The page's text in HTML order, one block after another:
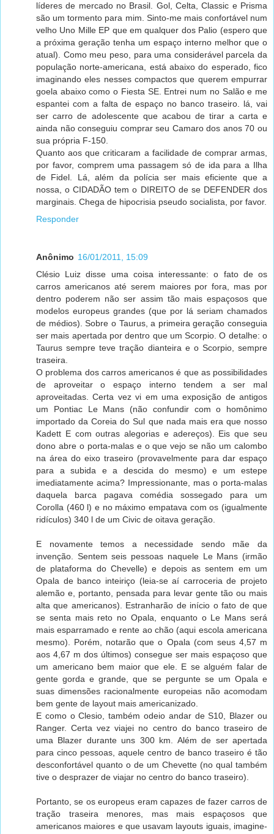
líderes de mercado no Brasil. Gol, Celta, Classic e Prisma
são um tormento para mim. Sinto-me mais confortável num
velho Uno Mille EP que em qualquer dos Palio (espero que
a próxima geração tenha um espaço interno melhor que o
atual). Como meu peso, para uma considerável parcela da
população norte-americana, está abaixo do esperado, fico
imaginando eles nesses compactos que querem empurrar
goela abaixo como o Fiesta SE. Entrei num no Salão e me
espantei com a falta de espaço no banco traseiro. lá, vai
ser carro de adolescente que acabou de tirar a carta e
ainda não conseguiu comprar seu Camaro dos anos 70 ou
sua própria F-150.
Quanto aos que criticaram a facilidade de comprar armas,
por favor, comprem uma passagem só de ida para a Ilha
de Fidel. Lá, além da polícia ser mais eficiente que a
nossa, o CIDADÃO tem o DIREITO de se DEFENDER dos
marginais. Chega de hipocrisia pseudo socialista, por favor.
Responder
Anônimo 16/01/2011, 15:09
Clésio Luiz disse uma coisa interessante: o fato de os
carros americanos até serem maiores por fora, mas por
dentro poderem não ser assim tão mais espaçosos que
modelos europeus grandes (que por lá seriam chamados
de médios). Sobre o Taurus, a primeira geração conseguia
ser mais apertada por dentro que um Scorpio. O detalhe: o
Taurus sempre teve tração dianteira e o Scorpio, sempre
traseira.
O problema dos carros americanos é que as possibilidades
de aproveitar o espaço interno tendem a ser mal
aproveitadas. Certa vez vi em uma exposição de antigos
um Pontiac Le Mans (não confundir com o homônimo
importado da Coreia do Sul que nada mais era que nosso
Kadett E com outras alegorias e adereços). Eis que seu
dono abre o porta-malas e o que vejo se não um calombo
na área do eixo traseiro (provavelmente para dar espaço
para a subida e a descida do mesmo) e um estepe
imediatamente acima? Impressionante, mas o porta-malas
daquela barca pagava comédia sossegado para um
Corolla (460 l) e no máximo empatava com os (igualmente
ridículos) 340 l de um Civic de oitava geração.
E novamente temos a necessidade sendo mãe da
invenção. Sentem seis pessoas naquele Le Mans (irmão
de plataforma do Chevelle) e depois as sentem em um
Opala de banco inteiriço (leia-se aí carroceria de projeto
alemão e, portanto, pensada para levar gente tão ou mais
alta que americanos). Estranharão de início o fato de que
se senta mais reto no Opala, enquanto o Le Mans será
mais esparramado e rente ao chão (aqui escola americana
mesmo). Porém, notarão que o Opala (com seus 4,57 m
aos 4,67 m dos últimos) consegue ser mais espaçoso que
um americano bem maior que ele. E se alguém falar de
gente gorda e grande, que se pergunte se um Opala e
suas dimensões racionalmente europeias não acomodam
bem gente de layout mais americanizado.
E como o Clesio, também odeio andar de S10, Blazer ou
Ranger. Certa vez viajei no centro do banco traseiro de
uma Blazer durante uns 300 km. Além de ser apertada
para cinco pessoas, aquele centro de banco traseiro é tão
desconfortável quanto o de um Chevette (no qual também
tive o desprazer de viajar no centro do banco traseiro).
Portanto, se os europeus eram capazes de fazer carros de
tração traseira menores, mas mais espaçosos que
americanos maiores e que usavam layouts iguais, imagine-